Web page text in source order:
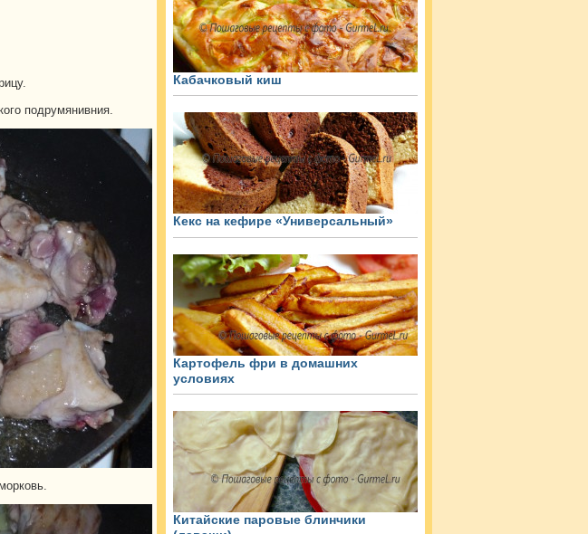
подрумянивния.
Кабачковый киш
Кекс на кефире «Универсальный»
Картофель фри в домашних
условиях
Китайские паровые блинчики